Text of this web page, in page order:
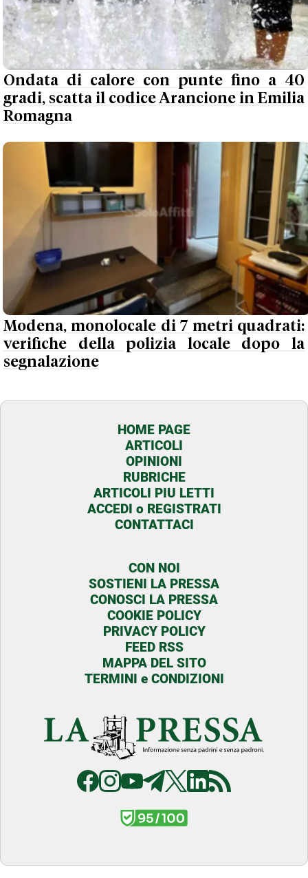
Ondata di calore con punte fino a 40
gradi, scatta il codice Arancione in Emilia
Romagna
Modena, monolocale di 7 metri quadrati:
verifiche della polizia locale dopo la
segnalazione
HOME PAGE
ARTICOLI
OPINIONI
RUBRICHE
ARTICOLI PIU LETTI
ACCEDI o REGISTRATI
CONTATTACI
CON NOI
SOSTIENI LA PRESSA
CONOSCI LA PRESSA
COOKIE POLICY
PRIVACY POLICY
FEED RSS
MAPPA DEL SITO
TERMINI e CONDIZIONI